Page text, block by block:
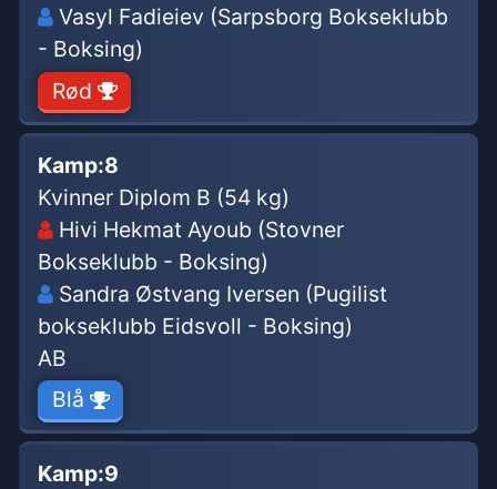
Vasyl Fadieiev (Sarpsborg Bokseklubb
- Boksing)
Rød
Kamp:8
Kvinner Diplom B (54 kg)
Hivi Hekmat Ayoub (Stovner
Bokseklubb - Boksing)
Sandra Østvang Iversen (Pugilist
bokseklubb Eidsvoll - Boksing)
AB
Blå
Kamp:9